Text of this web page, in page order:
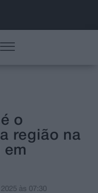
o
região na
em
às 07:30